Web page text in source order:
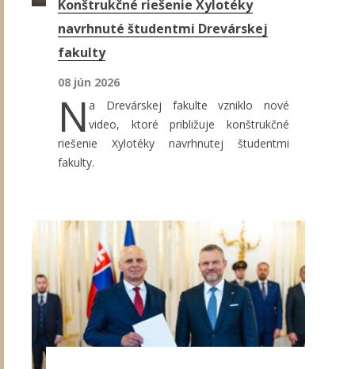
Konštrukčné riešenie Xylotéky
navrhnuté študentmi Drevárskej
fakulty
08 jún 2026
N a Drevárskej fakulte vzniklo nové
video, ktoré približuje konštrukčné
riešenie Xylotéky navrhnutej študentmi
fakulty.